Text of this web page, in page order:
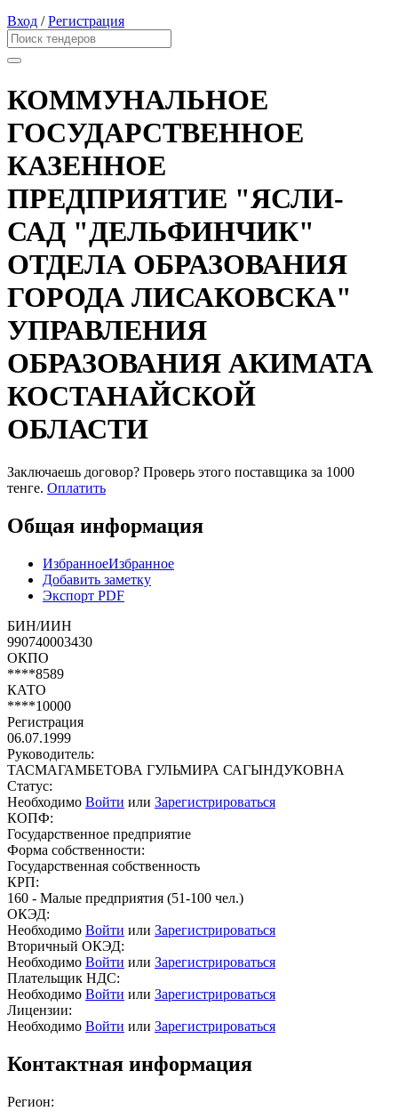
Вход /Регистрация
КОММУНАЛЬНОЕ
ГОСУДАРСТВЕННОЕ
КАЗЕННОЕ
ПРЕДПРИЯТИЕ "ЯСЛИ-
САД "ДЕЛЬФИНЧИК"
ОТДЕЛА ОБРАЗОВАНИЯ
ГОРОДА ЛИСАКОВСКА"
УПРАВЛЕНИЯ
ОБРАЗОВАНИЯ АКИМАТА
КОСТАНАЙСКОЙ
ОБЛАСТИ
Заключаешь договор? Проверь этого поставщика за 1000
тенге. Оплатить
Общая информация
ИзбранноеИзбранное
Добавить заметку
Экспорт PDF
БИН/ИИН
990740003430
ОКПО
****8589
КАТО
****10000
Регистрация
06.07.1999
Руководитель:
ТАСМАГАМБЕТОВА ГУЛЬМИРА САГЫНДУКОВНА
Статус:
Необходимо Войти или Зарегистрироваться
КОПФ:
Государственное предприятие
Форма собственности:
Государственная собственность
КРП:
160 - Малые предприятия (51-100 чел.)
ОКЭД:
Необходимо Войти или Зарегистрироваться
Вторичный ОКЭД:
Необходимо Войти или Зарегистрироваться
Плательщик НДС:
Необходимо Войти или Зарегистрироваться
Лицензии:
Необходимо Войти или Зарегистрироваться
Контактная информация
Регион: